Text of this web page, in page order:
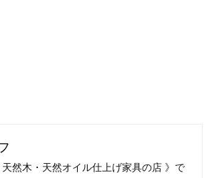
然木・天然オイル仕上げ家具の店 》で